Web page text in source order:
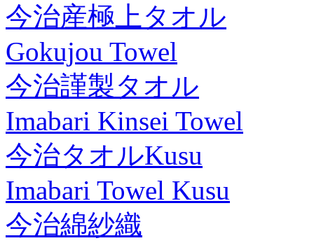
今治産極上タオル
Gokujou Towel
今治謹製タオル
Imabari Kinsei Towel
今治タオルKusu
Imabari Towel Kusu
今治綿紗織